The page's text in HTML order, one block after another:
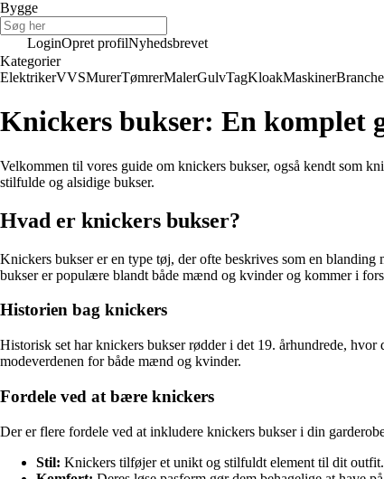
Bygge
LoginOpret profilNyhedsbrevet
Kategorier
ElektrikerVVSMurerTømrerMalerGulvTagKloakMaskiner
Knickers bukser: En komplet
Velkommen til vores guide om knickers bukser, også kendt som
stilfulde og alsidige bukser.
Hvad er knickers bukser?
Knickers bukser er en type tøj, der ofte beskrives som en
bukser er populære blandt både mænd og kvinder og kommer i
Historien bag knickers
Historisk set har knickers bukser rødder i det 19. århundrede,
modeverdenen for både mænd og kvinder.
Fordele ved at bære knickers
Der er flere fordele ved at inkludere knickers bukser i din
Stil: Knickers tilføjer et unikt og stilfuldt element til dit outfit.